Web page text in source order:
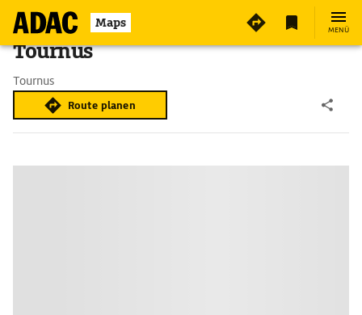
Maps MENÜ
Tournus
Tournus
Route planen